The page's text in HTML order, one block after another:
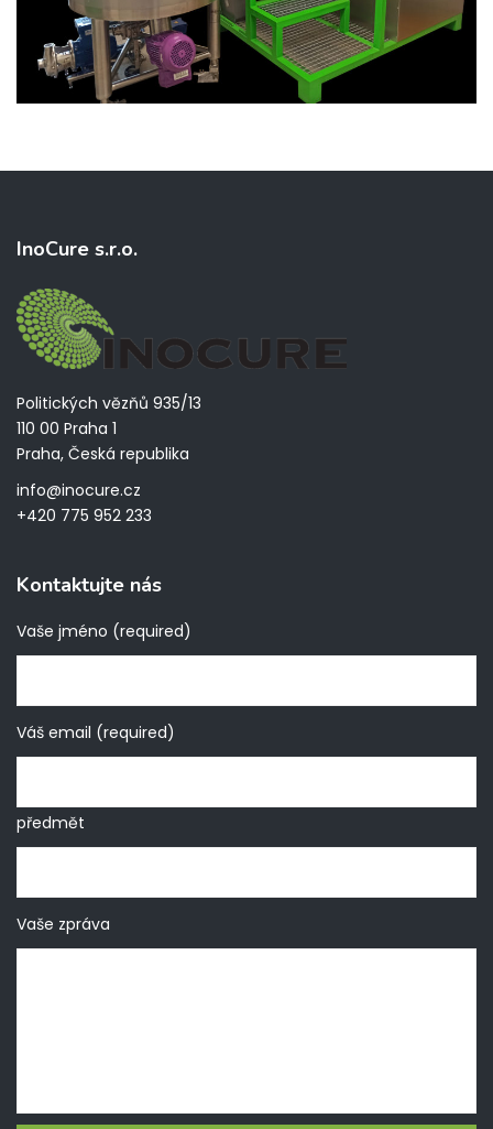
InoCure s.r.o.
Politických vězňů 935/13
110 00 Praha 1
Praha, Česká republika
info@inocure.cz
+420 775 952 233
Kontaktujte nás
Vaše jméno (required)
Váš email (required)
předmět
Vaše zpráva